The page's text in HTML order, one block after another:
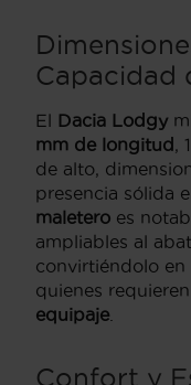
Capacidad
El Dacia Lodgy
mm de longitud
de alto,
presencia sólida
maletero es
ampliables al
convirtiéndolo en
quienes requieren
equipaje
Confort y